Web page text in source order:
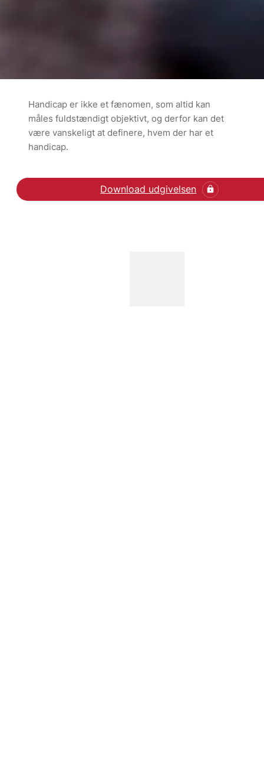
Handicap er ikke et fænomen, som altid kan
måles fuldstændigt objektivt, og derfor kan det
være vanskeligt at definere, hvem der har et
handicap.
Download udgivelsen